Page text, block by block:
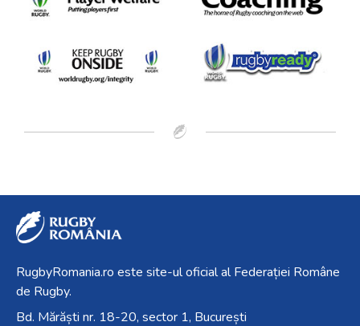
RugbyRomania.ro este site-ul oficial al Federației Române
de Rugby.
Bd. Mărăști nr. 18-20, sector 1, București